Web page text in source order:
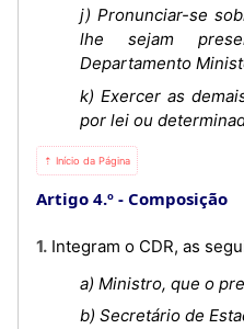
j) Pronunciar-se
lhe sejam
Departamento
k) Exercer as
por lei ou
⇡ Início da Página
Artigo 4.º Composição
1. Integram o CDR, as
a) Ministro, que o
b) Secretário de